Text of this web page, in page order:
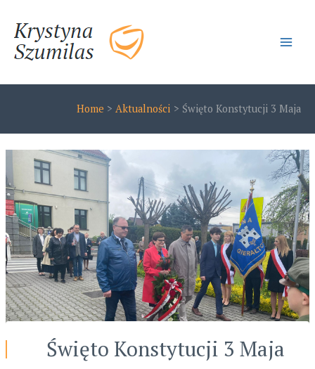
content
Home Aktualności Święto Konstytucji 3 Maja
Święto Konstytucji 3 Maja